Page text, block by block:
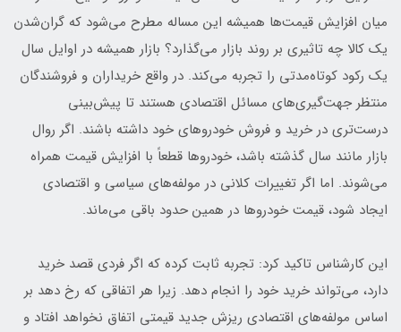
میان افزایش قیمت‌ها همیشه این مساله مطرح می‌شود که گران‌شدن
یک کالا چه تاثیری بر روند بازار می‌گذارد؟ بازار همیشه در اوایل سال
یک رکود کوتاه‌مدتی را تجربه می‌کند. در واقع خریداران و فروشندگان
منتظر جهت‌گیری‌های مسائل اقتصادی هستند تا پیش‌بینی
درست‌تری در خرید و فروش خودروهای خود داشته باشند. اگر روال
بازار مانند سال گذشته باشد، خودروها قطعاً با افزایش قیمت همراه
می‌شوند. اما اگر تغییرات کلانی در مولفه‌های سیاسی و اقتصادی
ایجاد شود، قیمت خودروها در همین حدود باقی می‌ماند.
این کارشناس تاکید کرد: تجربه ثابت کرده که اگر فردی قصد خرید
دارد، می‌تواند خرید خود را انجام دهد. زیرا هر اتفاقی که رخ دهد بر
اساس مولفه‌های اقتصادی ریزش جدید قیمتی اتفاق نخواهد افتاد و